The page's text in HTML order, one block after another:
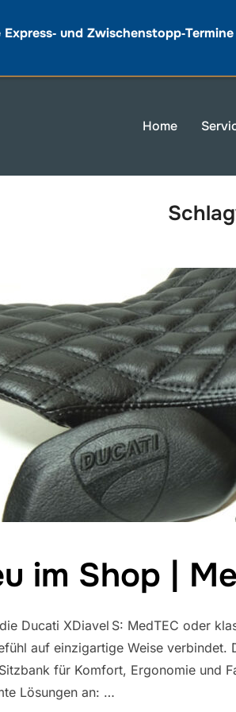
Express‑ und
Home
im Shop |
Ducati XDiavel S: MedTEC oder
auf einzigartige Weise
für Komfort, Ergonomie und
Lösungen an: …